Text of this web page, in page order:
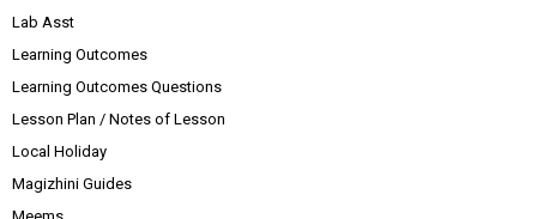
Lab Asst
Learning Outcomes
Learning Outcomes Questions
Lesson Plan / Notes of Lesson
Local Holiday
Magizhini Guides